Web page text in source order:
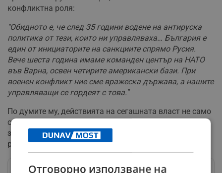
конфликтна роля:
"Обидното е, че след 35 години водене на антируска
политика от тези, които ни управляваха… България е
един от инициаторите на санкциите спрямо Русия.
Вече шеста година имаме команден център на НАТО
във Варна, освен четирите американски бази. При
военен конфликт ние сме вражеска държава, а нашите
управляващи се гордеят с това."
По думите му, действията на сегашната власт не само
са в разрез с интересите на страната, но и
задълбочават отчуждението между българския и
руския народ.
Отговорно използване на